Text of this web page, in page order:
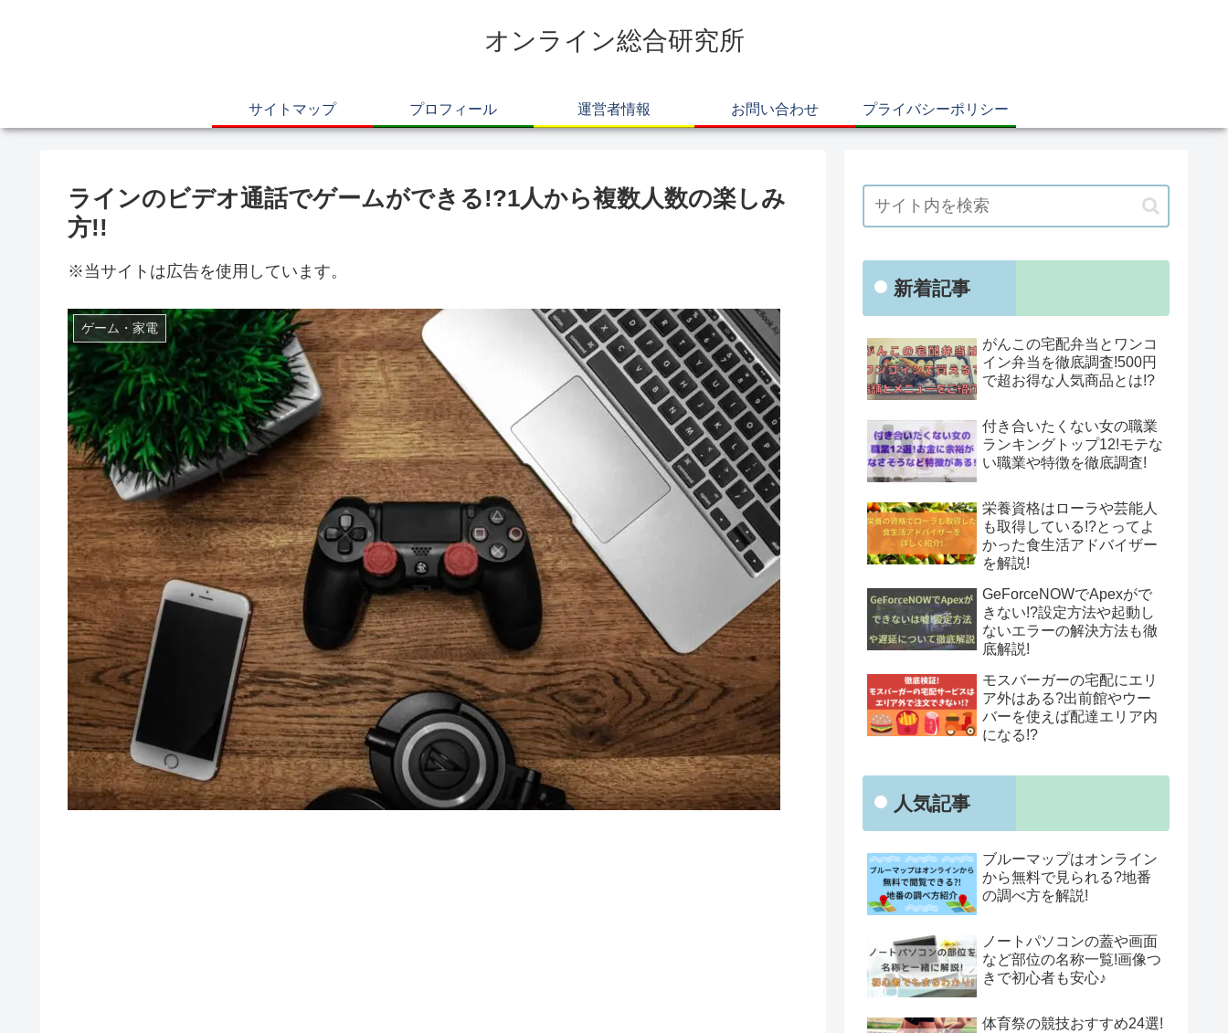
オンライン総合研究所
サイトマップ プロフィール 運営者情報 お問い合わせ プライバシーポリシー
ラインのビデオ通話でゲームができる!?1人から複数人数の楽しみ
方!!
※当サイトは広告を使用しています。
ゲーム・家電
新着記事
がんこの宅配弁当とワンコ
イン弁当を徹底調査!500円
で超お得な人気商品とは!?
付き合いたくない女の職業
ランキングトップ12!モテな
い職業や特徴を徹底調査!
栄養資格はローラや芸能人
も取得している!?とってよ
かった食生活アドバイザー
を解説!
GeForceNOWでApexがで
きない!?設定方法や起動し
ないエラーの解決方法も徹
底解説!
モスバーガーの宅配にエリ
ア外はある?出前館やウー
バーを使えば配達エリア内
になる!?
人気記事
ブルーマップはオンライン
から無料で見られる?地番
の調べ方を解説!
ノートパソコンの蓋や画面
など部位の名称一覧!画像つ
きで初心者も安心♪
体育祭の競技おすすめ24選!